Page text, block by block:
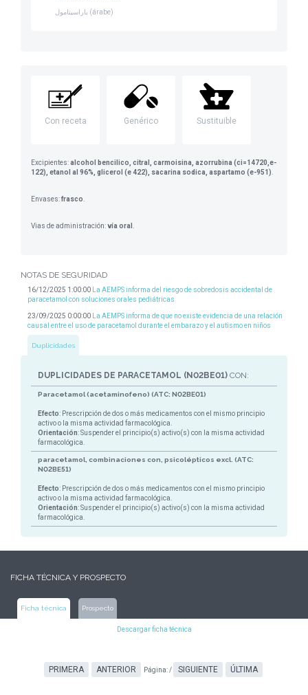
باراسيتامول (árabe)
Con receta Genérico Sustituible
Excipientes:alcohol bencilico, citral, carmoisina, azorrubina (ci=14720,e-
122), etanol al 96%, glicerol (e 422), sacarina sodica, aspartamo (e-951)
Envases:frasco
Vias de administración:vía oral
NOTAS DE SEGURIDAD
16/12/2025 1:00:00
La AEMPS informa del riesgo de sobredosis accidental de
paracetamol con soluciones orales pediátricas
23/09/2025 0:00:00
La AEMPS informa de que no existe evidencia de una relación
causal entre el uso de paracetamol durante el embarazo y el autismo en niños
Duplicidades
DUPLICIDADES DE PARACETAMOL (N02BE01) CON:
Paracetamol (acetaminofeno) (ATC: N02BE01)
Efecto: Prescripción de dos o más medicamentos con el mismo principio
activo o la misma actividad farmacológica.
Orientación: Suspender el principio(s) activo(s) con la misma actividad
farmacológica.
paracetamol, combinaciones con, psicolépticos excl. (ATC:
N02BE51)
Efecto: Prescripción de dos o más medicamentos con el mismo principio
activo o la misma actividad farmacológica.
Orientación: Suspender el principio(s) activo(s) con la misma actividad
farmacológica.
FICHA TÉCNICA Y PROSPECTO
Ficha técnica Prospecto
Descargar ficha técnica
PRIMERA ANTERIOR Página:/ SIGUIENTE ÚLTIMA